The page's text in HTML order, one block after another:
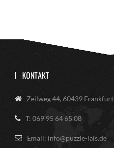
KONTAKT
Zeilweg 44, 60439 Frankfurt
T: 069 95 64 65 08
Email: info@puzzle-lais.de